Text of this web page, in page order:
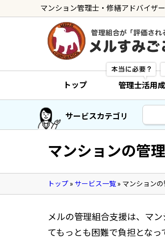
マンション管理士・修繕アドバイザ
トップ 管理士活用
サービスカテゴリ
マンションの管
トップ » サービス一覧 » マンション
メルの管理組合支援は、マ
てもっとも困難で負担となっ
トップ
管理士の活用方法
ご利用の流れ »
サービス一覧
管理組合運営
メルのプロ理事長 »